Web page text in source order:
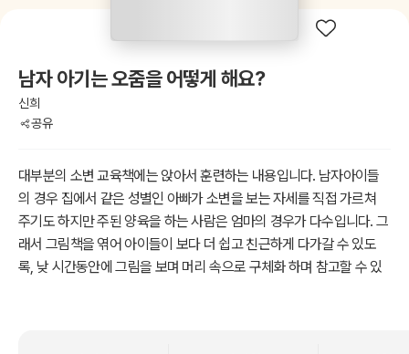
남자 아기는 오줌을 어떻게 해요?
신희
공유
대부분의 소변 교육책에는 앉아서 훈련하는 내용입니다. 남자아이들
의 경우 집에서 같은 성별인 아빠가 소변을 보는 자세를 직접 가르쳐
주기도 하지만 주된 양육을 하는 사람은 엄마의 경우가 다수입니다. 그
래서 그림책을 엮어 아이들이 보다 더 쉽고 친근하게 다가갈 수 있도
록, 낮 시간동안에 그림을 보며 머리 속으로 구체화 하며 참고할 수 있